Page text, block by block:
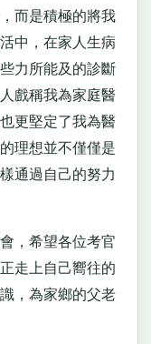
而是積極的將我
中，在家人生病
力所能及的診斷
戲稱我為家庭醫
更堅定了我為醫
理想並不僅僅是
通過自己的努力
，希望各位考官
走上自己嚮往的
，為家鄉的父老